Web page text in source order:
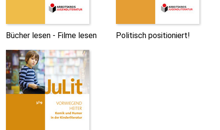
Bücher lesen - Filme lesen Politisch positioniert!